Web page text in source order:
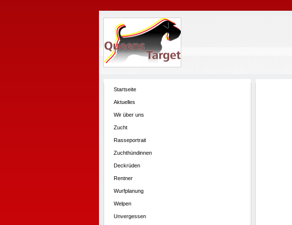
Startseite
Aktuelles
Wir über uns
Zucht
Rasseportrait
Zuchthündinnen
Deckrüden
Rentner
Wurfplanung
Welpen
Unvergessen